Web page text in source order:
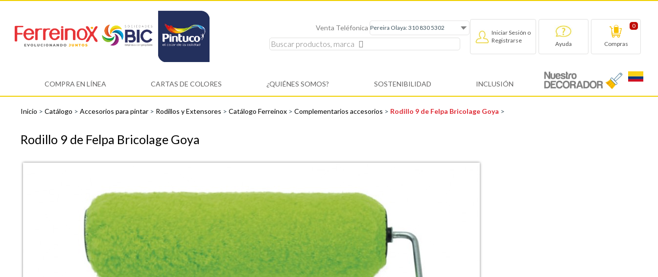
Venta Teléfonica
Iniciar Sesión o
Registrarse
Ayuda
0
Compras
COMPRA EN LÍNEA CARTAS DE COLORES ¿QUIÉNES SOMOS? SOSTENIBILIDAD INCLUSIÓN
Inicio > Catálogo > Accesorios para pintar > Rodillos y Extensores > Catálogo Ferreinox > Complementarios accesorios > Rodillo 9 de Felpa Bricolage Goya >
Rodillo 9 de Felpa Bricolage Goya